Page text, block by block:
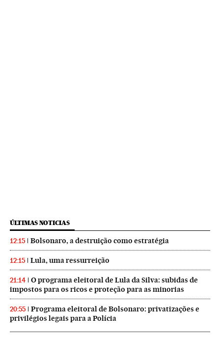
ÚLTIMAS NOTICIAS
12:15 Bolsonaro, a destruição como estratégia
12:15 Lula, uma ressurreição
21:14
O programa eleitoral de Lula da Silva: subidas de
impostos para os ricos e proteção para as minorias
20:55
Programa eleitoral de Bolsonaro: privatizações e
privilégios legais para a Polícia